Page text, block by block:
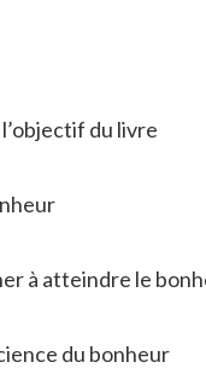
du livre
à atteindre le
du bonheur